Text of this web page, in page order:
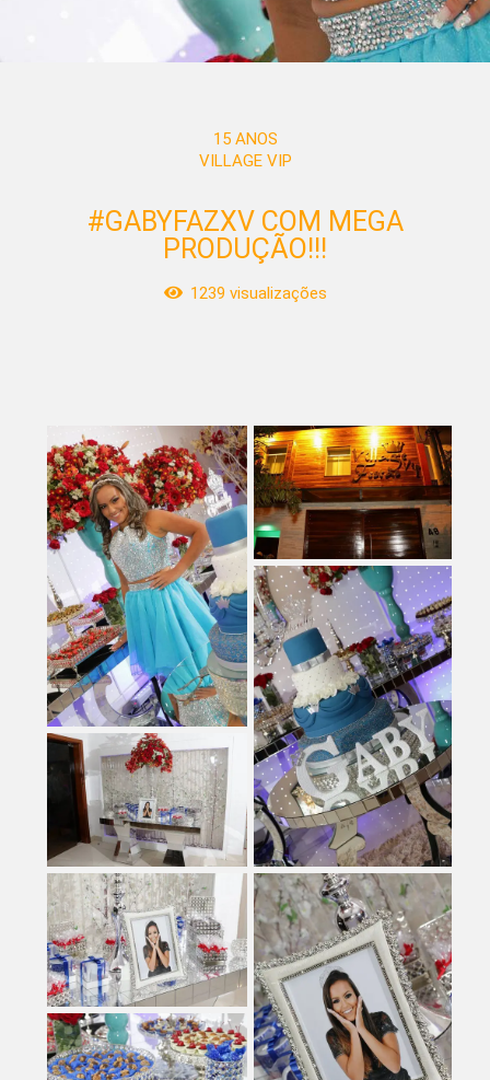
15 ANOS
VILLAGE VIP
#GABYFAZXV COM MEGA
PRODUÇÃO!!!
1239 visualizações